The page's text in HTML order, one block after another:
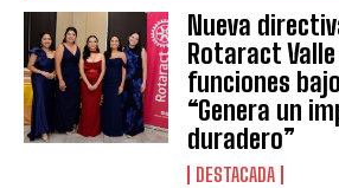
Nueva
Rotaract
funciones
“Genera un
duradero”
DESTACADA